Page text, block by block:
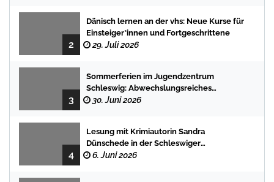
2
Dänisch lernen an der vhs: Neue Kurse für
Einsteiger*innen und Fortgeschrittene
29. Juli 2026
3
Sommerferien im Jugendzentrum
Schleswig: Abwechslungsreiches
Programm für Kinder und Jugendliche
30. Juni 2026
4
Lesung mit Krimiautorin Sandra
Dünschede in der Schleswiger
Stadtbücherei
6. Juni 2026